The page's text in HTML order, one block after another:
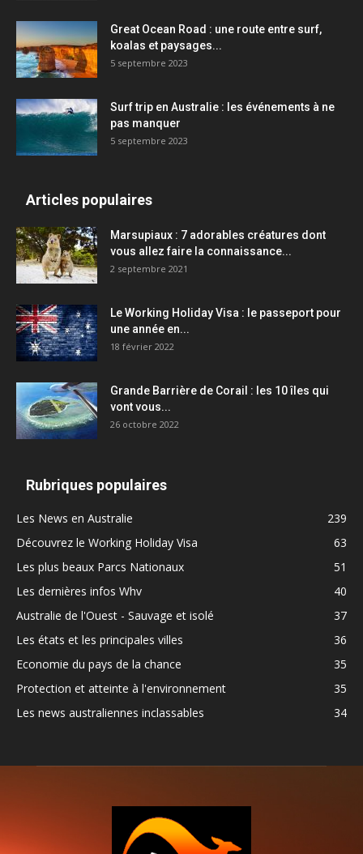
Great Ocean Road : une route entre surf,
koalas et paysages...
5 septembre 2023
Surf trip en Australie : les événements à ne
pas manquer
5 septembre 2023
Articles populaires
Marsupiaux : 7 adorables créatures dont
vous allez faire la connaissance...
2 septembre 2021
Le Working Holiday Visa : le passeport pour
une année en...
18 février 2022
Grande Barrière de Corail : les 10 îles qui
vont vous...
26 octobre 2022
Rubriques populaires
Les News en Australie
239
Découvrez le Working Holiday Visa
63
Les plus beaux Parcs Nationaux
51
Les dernières infos Whv
40
Australie de l'Ouest - Sauvage et isolé
37
Les états et les principales villes
36
Economie du pays de la chance
35
Protection et atteinte à l'environnement
35
Les news australiennes inclassables
34